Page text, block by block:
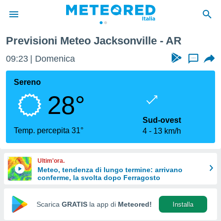
di
per
le
di
Web
Previsioni Meteo Jacksonville - AR
09:23 Domenica ...
Sereno
28°
Temp. percepita 31°
Sud-ovest
4
13 km/h
Ultim'ora.
Meteo, tendenza di lungo termine: arrivano
conferme, la svolta dopo Ferragosto
Scarica GRATIS la app di Meteored! Installa